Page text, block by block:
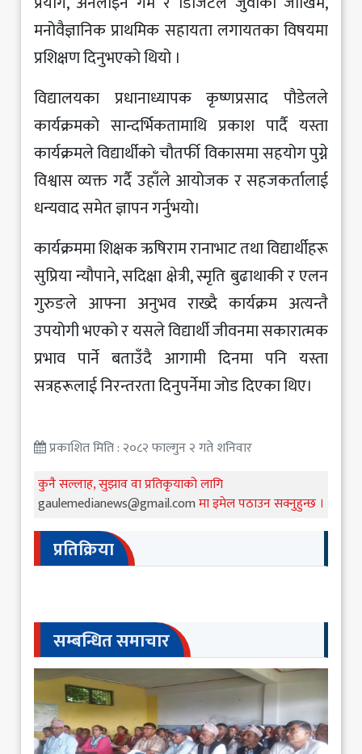
मनोवैज्ञानिक प्राथमिक सहायता लगायतका विषयमा
प्रशिक्षण दिनुभएको थियो ।
विद्यालयका प्रधानाध्यापक कृष्णप्रसाद पौडेलले
कार्यक्रमको सान्दर्भिकतामाथि प्रकाश पार्दै यस्ता
कार्यक्रमले विद्यार्थीको चौतर्फी विकासमा सहयोग पुग्ने
विश्वास व्यक्त गर्दै उहाँले आयोजक र सहजकर्तालाई
धन्यवाद समेत ज्ञापन गर्नुभयो।
कार्यक्रममा शिक्षक ऋषिराम रानाभाट तथा विद्यार्थीहरू
सुप्रिया न्यौपाने, सदिक्षा क्षेत्री, स्मृति बुढाथाकी र एलन
गुरुङले आफ्ना अनुभव राख्दै कार्यक्रम अत्यन्तै
उपयोगी भएको र यसले विद्यार्थी जीवनमा सकारात्मक
प्रभाव पार्ने बताउँदै आगामी दिनमा पनि यस्ता
सत्रहरूलाई निरन्तरता दिनुपर्नेमा जोड दिएका थिए।
प्रकाशित मिति : २०८२ फाल्गुन २ गते शनिवार
कुनै सल्लाह, सुझाव वा प्रतिकृयाको लागि
gaulemedianews@gmail.comमा इमेल पठाउन सक्नुहुन्छ ।
प्रतिक्रिया
सम्बन्धित समाचार